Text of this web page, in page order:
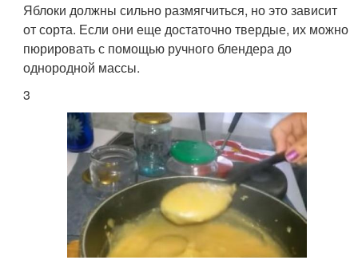
Яблоки должны сильно размягчиться, но это зависит
от сорта. Если они еще достаточно твердые, их можно
пюрировать с помощью ручного блендера до
однородной массы.
3